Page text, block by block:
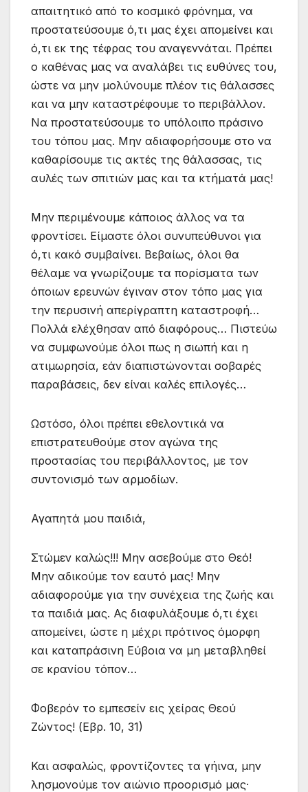
απαιτητικό από το κοσμικό φρόνημα, να
προστατεύσουμε ό,τι μας έχει απομείνει και
ό,τι εκ της τέφρας του αναγεννάται. Πρέπει
ο καθένας μας να αναλάβει τις ευθύνες του,
ώστε να μην μολύνουμε πλέον τις θάλασσες
και να μην καταστρέφουμε το περιβάλλον.
Να προστατεύσουμε το υπόλοιπο πράσινο
του τόπου μας. Μην αδιαφορήσουμε στο να
καθαρίσουμε τις ακτές της θάλασσας, τις
αυλές των σπιτιών μας και τα κτήματά μας!
Μην περιμένουμε κάποιος άλλος να τα
φροντίσει. Είμαστε όλοι συνυπεύθυνοι για
ό,τι κακό συμβαίνει. Βεβαίως, όλοι θα
θέλαμε να γνωρίζουμε τα πορίσματα των
όποιων ερευνών έγιναν στον τόπο μας για
την περυσινή απερίγραπτη καταστροφή…
Πολλά ελέχθησαν από διαφόρους… Πιστεύω
να συμφωνούμε όλοι πως η σιωπή και η
ατιμωρησία, εάν διαπιστώνονται σοβαρές
παραβάσεις, δεν είναι καλές επιλογές…
Ωστόσο, όλοι πρέπει εθελοντικά να
επιστρατευθούμε στον αγώνα της
προστασίας του περιβάλλοντος, με τον
συντονισμό των αρμοδίων.
Αγαπητά μου παιδιά,
Στώμεν καλώς!!! Μην ασεβούμε στο Θεό!
Μην αδικούμε τον εαυτό μας! Μην
αδιαφορούμε για την συνέχεια της ζωής και
τα παιδιά μας. Ας διαφυλάξουμε ό,τι έχει
απομείνει, ώστε η μέχρι πρότινος όμορφη
και καταπράσινη Εύβοια να μη μεταβληθεί
σε κρανίου τόπον…
Φοβερόν το εμπεσείν εις χείρας Θεού
Ζώντος! (Εβρ. 10, 31)
Και ασφαλώς, φροντίζοντες τα γήινα, μην
λησμονούμε τον αιώνιο προορισμό μας·